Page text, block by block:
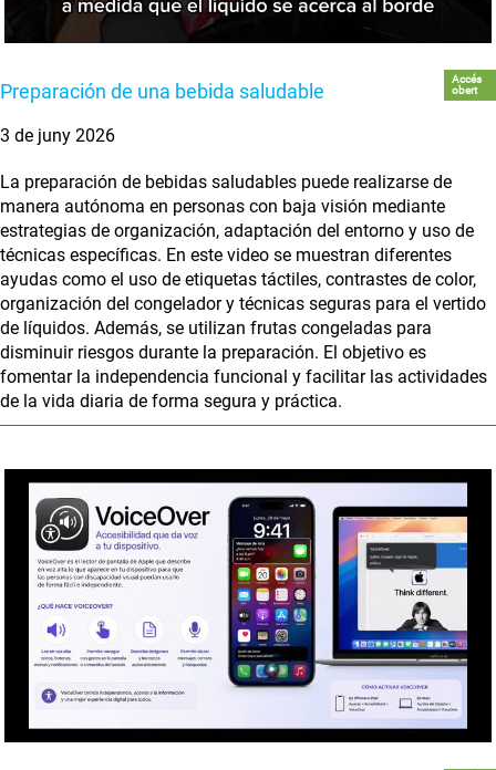
Preparación de una bebida saludable
Accés
obert
3 de juny 2026
La preparación de bebidas saludables puede realizarse de
manera autónoma en personas con baja visión mediante
estrategias de organización, adaptación del entorno y uso de
técnicas específicas. En este video se muestran diferentes
ayudas como el uso de etiquetas táctiles, contrastes de color,
organización del congelador y técnicas seguras para el vertido
de líquidos. Además, se utilizan frutas congeladas para
disminuir riesgos durante la preparación. El objetivo es
fomentar la independencia funcional y facilitar las actividades
de la vida diaria de forma segura y práctica.